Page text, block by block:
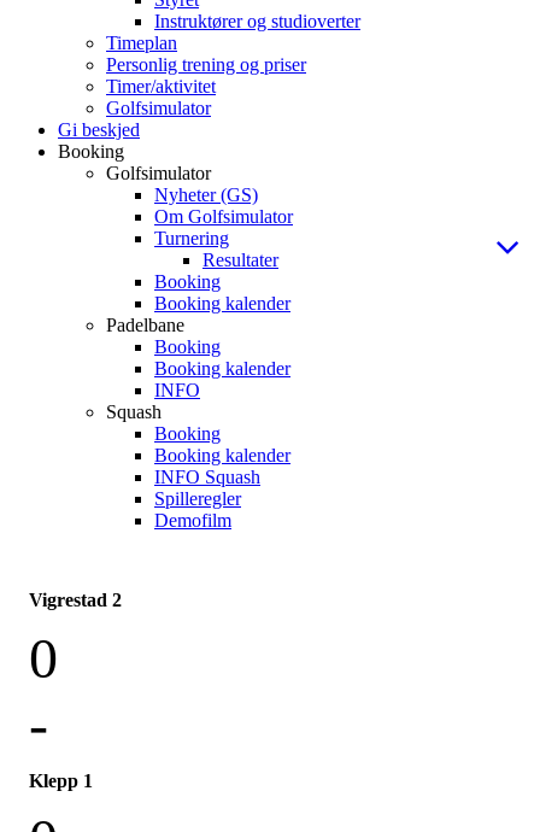
Instruktører og studioverter
Timeplan
Personlig trening og priser
Timer/aktivitet
Golfsimulator
Gi beskjed
Booking
Golfsimulator
Nyheter (GS)
Om Golfsimulator
Turnering
Resultater
Booking
Booking kalender
Padelbane
Booking
Booking kalender
INFO
Squash
Booking
Booking kalender
INFO Squash
Spilleregler
Demofilm
Vigrestad 2
0
-
Klepp 1